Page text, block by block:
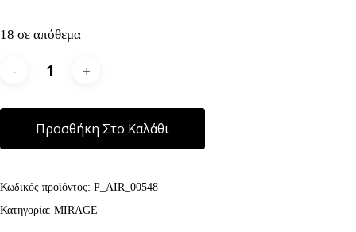
18 σε απόθεμα
Προσθήκη Στο Καλάθι
Κωδικός προϊόντος: P_AIR_00548
Κατηγορία: MIRAGE